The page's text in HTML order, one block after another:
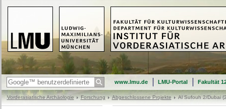
www.lmu.de LMU-Portal Fakultät
Vorderasiatische Archäologie Forschung Abgeschlossene Projekte Al Sufouh 2/Dubai